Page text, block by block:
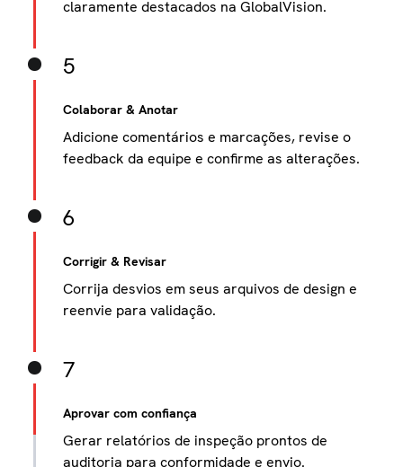
claramente destacados na GlobalVision.
5
Colaborar & Anotar
Adicione comentários e marcações, revise o
feedback da equipe e confirme as alterações.
6
Corrigir & Revisar
Corrija desvios em seus arquivos de design e
reenvie para validação.
7
Aprovar com confiança
Gerar relatórios de inspeção prontos de
auditoria para conformidade e envio.